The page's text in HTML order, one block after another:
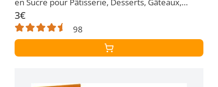
en Sucre pour Pâtisserie, Desserts, Gâteaux,
Biscuits, Cupcakes, Anniversaires - 7446
3€
98